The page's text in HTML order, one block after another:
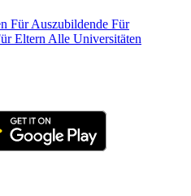
Für Auszubildende Für
Eltern Alle Universitäten